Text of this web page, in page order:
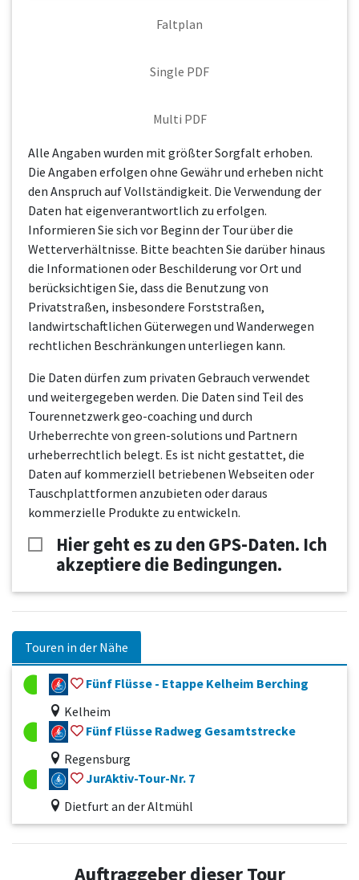
Faltplan
Single PDF
Multi PDF
Alle Angaben wurden mit größter Sorgfalt erhoben.
Die Angaben erfolgen ohne Gewähr und erheben nicht
den Anspruch auf Vollständigkeit. Die Verwendung der
Daten hat eigenverantwortlich zu erfolgen.
Informieren Sie sich vor Beginn der Tour über die
Wetterverhältnisse. Bitte beachten Sie darüber hinaus
die Informationen oder Beschilderung vor Ort und
berücksichtigen Sie, dass die Benutzung von
Privatstraßen, insbesondere Forststraßen,
landwirtschaftlichen Güterwegen und Wanderwegen
rechtlichen Beschränkungen unterliegen kann.
Die Daten dürfen zum privaten Gebrauch verwendet
und weitergegeben werden. Die Daten sind Teil des
Tourennetzwerk geo-coaching und durch
Urheberrechte von green-solutions und Partnern
urheberrechtlich belegt. Es ist nicht gestattet, die
Daten auf kommerziell betriebenen Webseiten oder
Tauschplattformen anzubieten oder daraus
kommerzielle Produkte zu entwickeln.
Hier geht es zu den GPS-Daten. Ich
akzeptiere die Bedingungen.
Touren in der Nähe
Fünf Flüsse - Etappe Kelheim Berching
Kelheim
Fünf Flüsse Radweg Gesamtstrecke
Regensburg
JurAktiv-Tour-Nr. 7
Dietfurt an der Altmühl
Auftraggeber dieser Tour